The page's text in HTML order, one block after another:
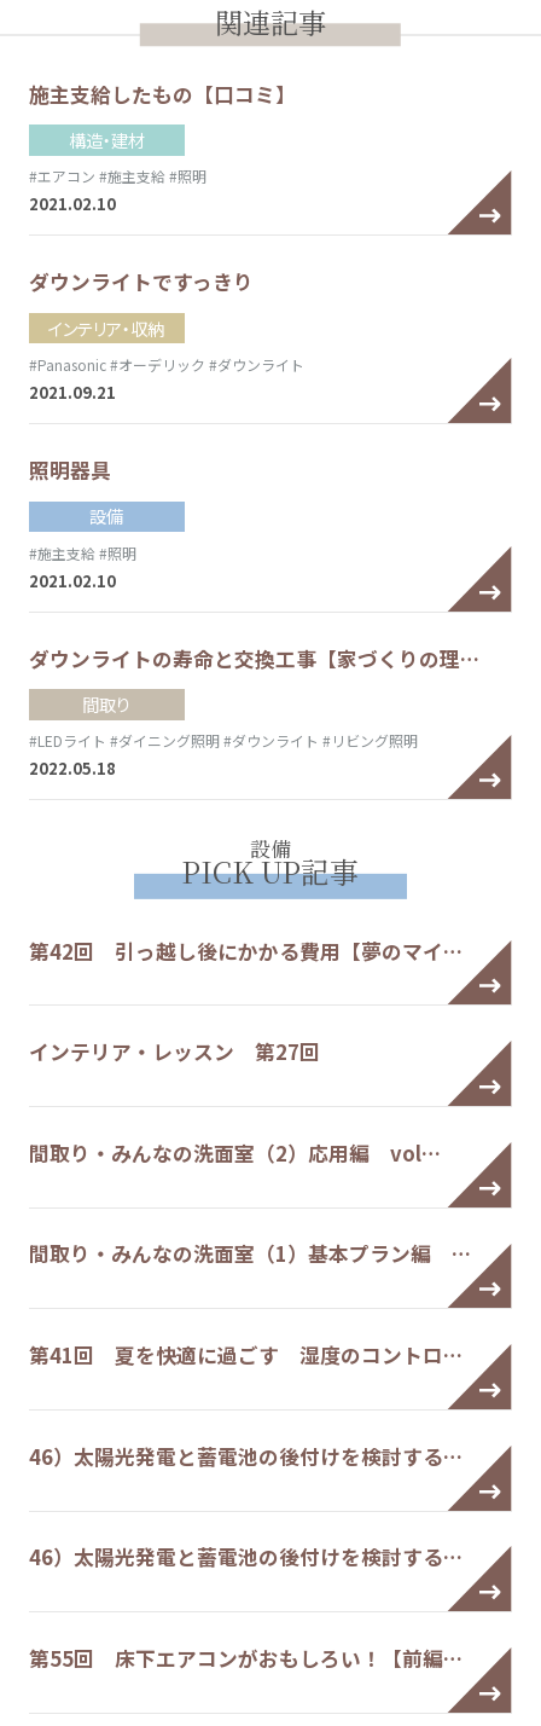
関連記事
施主支給したもの【口コミ】
構造・建材
#エアコン #施主支給 #照明
2021.02.10
ダウンライトですっきり
インテリア・収納
#Panasonic#オーデリック #ダウンライト
2021.09.21
照明器具
設備
#施主支給 #照明
2021.02.10
ダウンライトの寿命と交換工事【家づくりの理…
間取り
#LEDライト #ダイニング照明#ダウンライト #リビング照明
2022.05.18
設備
PICK UP記事
第42回 引っ越し後にかかる費用【夢のマイ…
インテリア・レッスン 第27回
間取り・みんなの洗面室（2）応用編 vol…
間取り・みんなの洗面室（1）基本プラン編 …
第41回 夏を快適に過ごす 湿度のコントロ…
46）太陽光発電と蓄電池の後付けを検討する…
46）太陽光発電と蓄電池の後付けを検討する…
第55回 床下エアコンがおもしろい！【前編…